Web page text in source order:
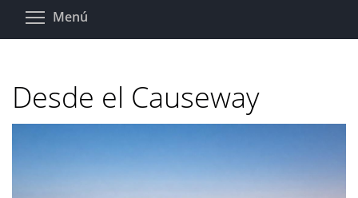
Pasar
Menú
Desde el Causeway